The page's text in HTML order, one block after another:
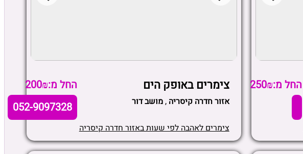
החל מ:250₪ צימרים באופק הים החל מ:200₪
אזור חדרה קיסריה ,מושב דור 052-9097328
צימרים לאהבה לפי שעות באזור חדרה קיסריה